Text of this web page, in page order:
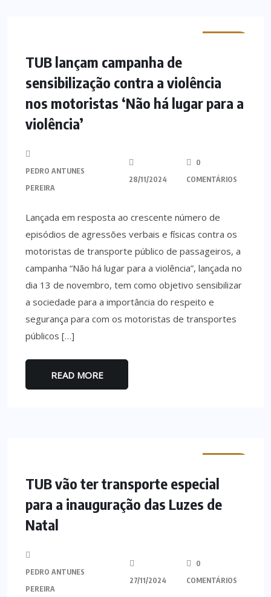
TUB lançam campanha de
sensibilização contra a violência
nos motoristas ‘Não há lugar para a
violência’
PEDRO ANTUNES
PEREIRA
28/11/2024
0
COMENTÁRIOS
Lançada em resposta ao crescente número de
episódios de agressões verbais e físicas contra os
motoristas de transporte público de passageiros, a
campanha “Não há lugar para a violência”, lançada no
dia 13 de novembro, tem como objetivo sensibilizar
a sociedade para a importância do respeito e
segurança para com os motoristas de transportes
públicos […]
READ MORE
TUB vão ter transporte especial
para a inauguração das Luzes de
Natal
PEDRO ANTUNES
PEREIRA
27/11/2024
0
COMENTÁRIOS